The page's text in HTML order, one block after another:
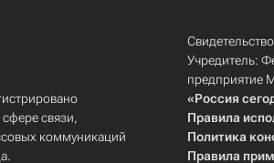
связи,
коммуникаций
Учредитель:
предприятие
«Россия
Правила
Политика
Правила